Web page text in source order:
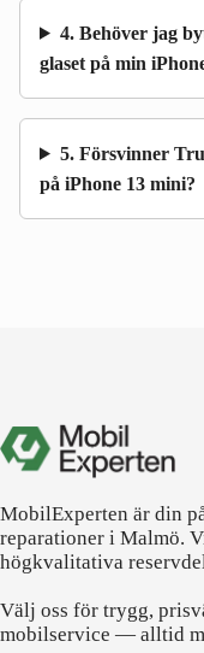
4. Behöver jag
glaset på min
5. Försvinner
på iPhone 13 mini?
MobilExperten är din
reparationer i Malmö.
högkvalitativa
Välj oss för trygg,
mobilservice — alltid